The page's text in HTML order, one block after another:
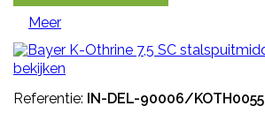
Meer
bekijken
Referentie: IN-DEL-90006/KOTH0055